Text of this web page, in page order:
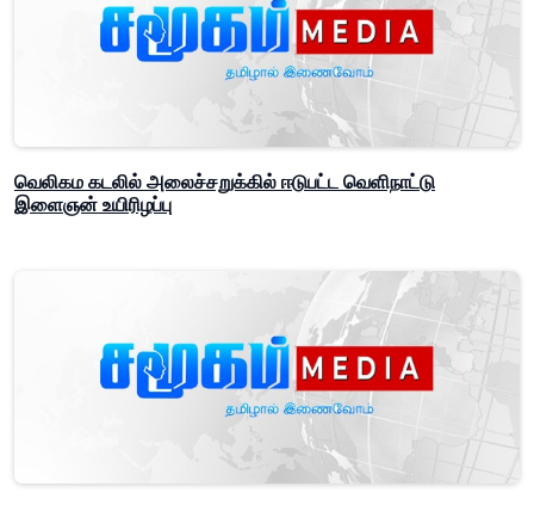
வெலிகம கடலில் அலைச்சறுக்கில் ஈடுபட்ட வெளிநாட்டு
இளைஞன் உயிரிழப்பு